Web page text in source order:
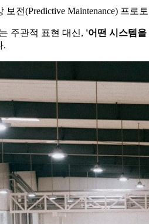
보전(Predictive Maintenance) 프
주관적 표현 대신, '어떤 시스템을
.